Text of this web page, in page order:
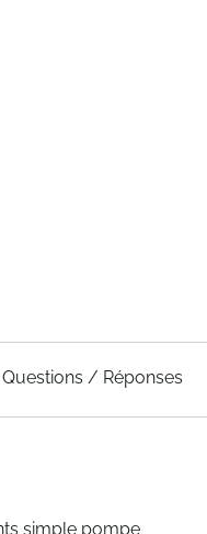
Questions / Réponses
simple pompe